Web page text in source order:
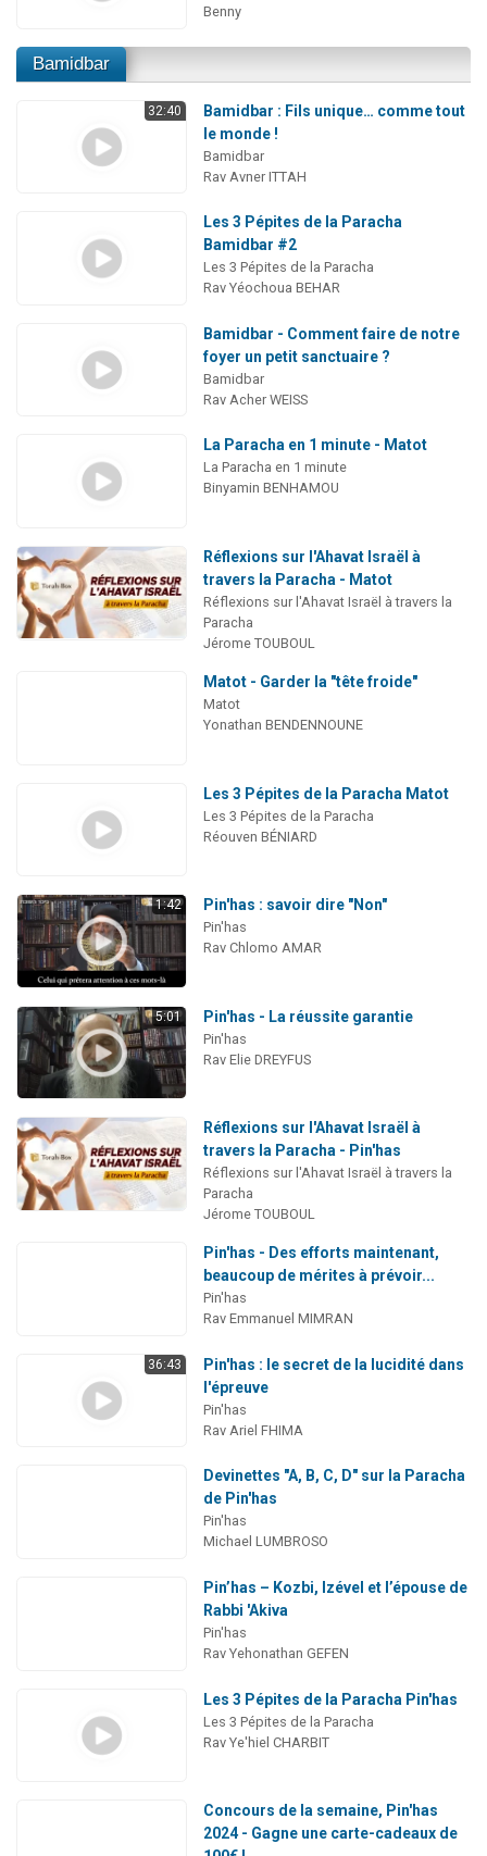
Benny
Bamidbar
32:40
Bamidbar : Fils unique… comme tout
le monde !
Bamidbar
Rav Avner ITTAH
Les 3 Pépites de la Paracha
Bamidbar #2
Les 3 Pépites de la Paracha
Rav Yéochoua BEHAR
Bamidbar - Comment faire de notre
foyer un petit sanctuaire ?
Bamidbar
Rav Acher WEISS
La Paracha en 1 minute - Matot
La Paracha en 1 minute
Binyamin BENHAMOU
Réflexions sur l'Ahavat Israël à
travers la Paracha - Matot
Réflexions sur l'Ahavat Israël à travers la
Paracha
Jérome TOUBOUL
Matot - Garder la "tête froide"
Matot
Yonathan BENDENNOUNE
Les 3 Pépites de la Paracha Matot
Les 3 Pépites de la Paracha
Réouven BÉNIARD
1:42 Pin'has : savoir dire "Non"
Pin'has
Rav Chlomo AMAR
5:01 Pin'has - La réussite garantie
Pin'has
Rav Elie DREYFUS
Réflexions sur l'Ahavat Israël à
travers la Paracha - Pin'has
Réflexions sur l'Ahavat Israël à travers la
Paracha
Jérome TOUBOUL
Pin'has - Des efforts maintenant,
beaucoup de mérites à prévoir...
Pin'has
Rav Emmanuel MIMRAN
36:43
Pin'has : le secret de la lucidité dans
l'épreuve
Pin'has
Rav Ariel FHIMA
Devinettes "A, B, C, D" sur la Paracha
de Pin'has
Pin'has
Michael LUMBROSO
Pin’has – Kozbi, Izével et l’épouse de
Rabbi 'Akiva
Pin'has
Rav Yehonathan GEFEN
Les 3 Pépites de la Paracha Pin'has
Les 3 Pépites de la Paracha
Rav Ye'hiel CHARBIT
Concours de la semaine, Pin'has
2024 - Gagne une carte-cadeaux de